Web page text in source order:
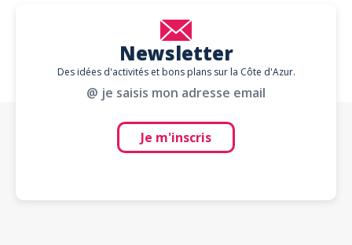
Newsletter
Des idées d'activités et bons plans sur la Côte d'Azur.
@ je saisis mon adresse email
Je m'inscris